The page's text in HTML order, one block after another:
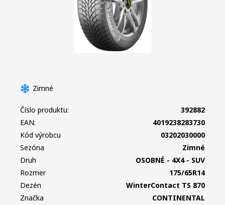
Zimné
Číslo produktu:
392882
EAN:
4019238283730
Kód výrobcu
03202030000
Sezóna
Zimné
Druh
OSOBNÉ - 4X4 - SUV
Rozmer
175/65R14
Dezén
WinterContact TS 870
Značka
CONTINENTAL